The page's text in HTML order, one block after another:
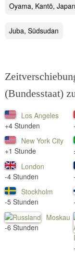
Oyama, Kantō, Japan
Juba, Südsudan
(Bundesstaat)
Los Angeles
+4 Stunden
New York City
+1 Stunde
London
-4 Stunden
Stockholm
-5 Stunden
Moskau
-6 Stunden